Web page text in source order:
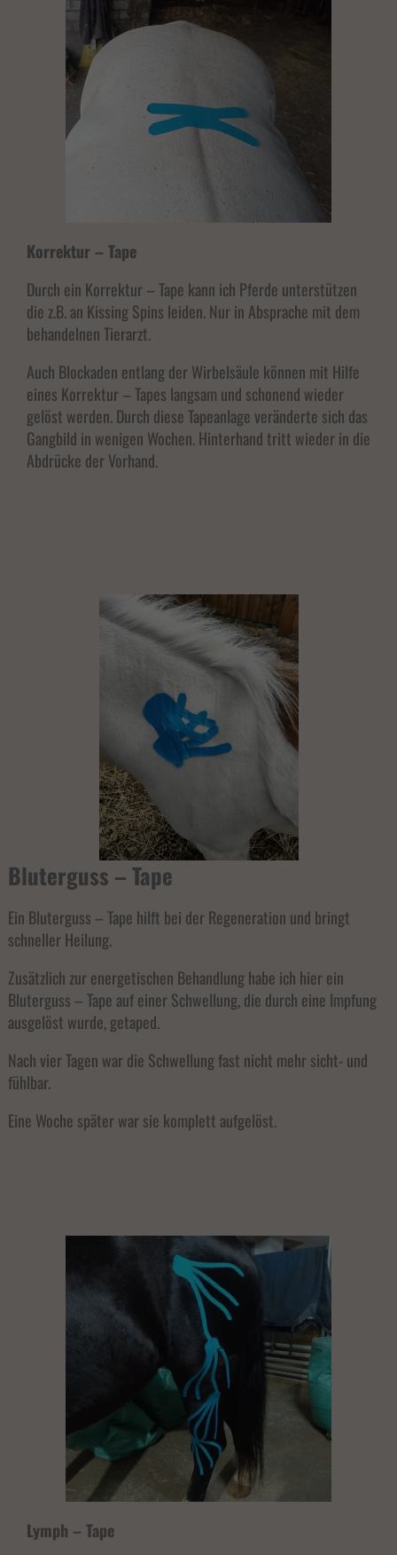
Korrektur – Tape
Durch ein Korrektur – Tape kann ich Pferde unterstützen
die z.B. an Kissing Spins leiden. Nur in Absprache mit dem
behandelnen Tierarzt.
Auch Blockaden entlang der Wirbelsäule können mit Hilfe
eines Korrektur – Tapes langsam und schonend wieder
gelöst werden. Durch diese Tapeanlage veränderte sich das
Gangbild in wenigen Wochen. Hinterhand tritt wieder in die
Abdrücke der Vorhand.
Bluterguss – Tape
Ein Bluterguss – Tape hilft bei der Regeneration und bringt
schneller Heilung.
Zusätzlich zur energetischen Behandlung habe ich hier ein
Bluterguss – Tape auf einer Schwellung, die durch eine Impfung
ausgelöst wurde, getaped.
Nach vier Tagen war die Schwellung fast nicht mehr sicht- und
fühlbar.
Eine Woche später war sie komplett aufgelöst.
Lymph – Tape